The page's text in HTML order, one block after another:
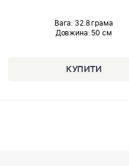
Вага: 32.8 грама
Довжина:50 см